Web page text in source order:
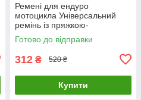
Ремені для ендуро
мотоцикла Універсальний
ремінь із пряжкою-
фіксатором мото буксир для
ендуро мотоциклів
Готово до відправки
312 ₴ 520 ₴
Купити